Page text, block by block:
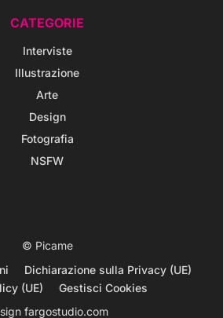
CATEGORIE
Interviste
Illustrazione
Arte
Design
Fotografia
NSFW
© Picame
Dichiarazione sulla Privacy (UE)
(UE)
Gestisci Cookies
fargostudio.com